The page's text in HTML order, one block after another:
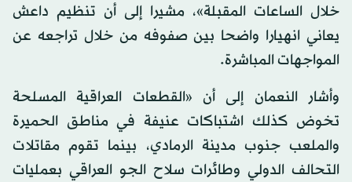
خلال الساعات المقبلة»، مشيرا إلى أن تنظيم داعش
يعاني انهيارا واضحا بين صفوفه من خلال تراجعه عن
المواجهات المباشرة.
وأشار النعمان إلى أن «القطعات العراقية المسلحة
تخوض كذلك اشتباكات عنيفة في مناطق الحميرة
والملعب جنوب مدينة الرمادي، بينما تقوم مقاتلات
التحالف الدولي وطائرات سلاح الجو العراقي بعمليات